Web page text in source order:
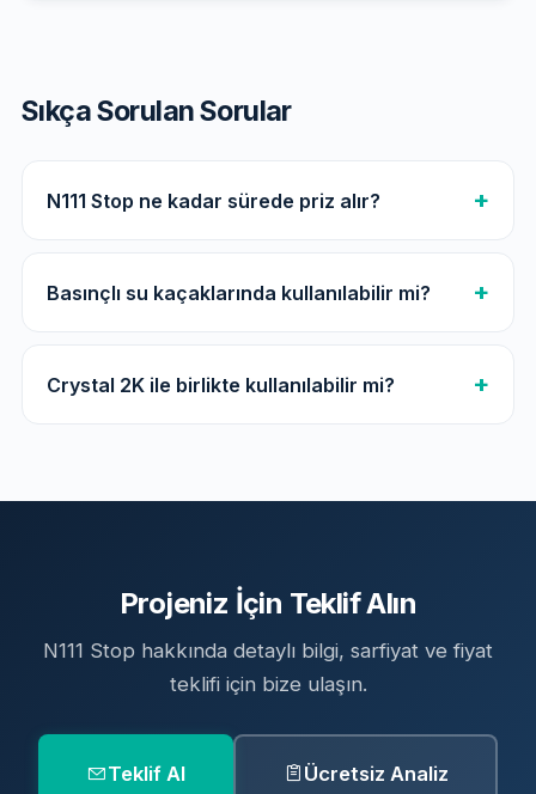
Sıkça Sorulan Sorular
N111 Stop ne kadar sürede priz alır?
Basınçlı su kaçaklarında kullanılabilir mi?
Crystal 2K ile birlikte kullanılabilir mi?
Projeniz İçin Teklif Alın
N111 Stop hakkında detaylı bilgi, sarfiyat ve fiyat
teklifi için bize ulaşın.
Teklif Al Ücretsiz Analiz